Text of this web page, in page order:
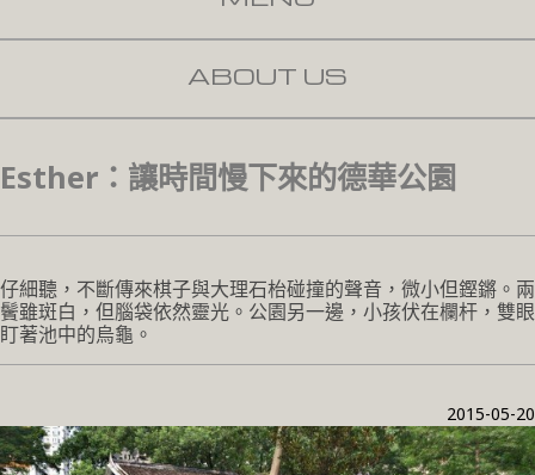
SKIP TO CONTENT
ABOUT US
Esther：讓時間慢下來的德華公園
仔細聽，不斷傳來棋子與大理石枱碰撞的聲音，微小但鏗鏘。兩
鬢雖斑白，但腦袋依然靈光。公園另一邊，小孩伏在欄杆，雙眼
盯著池中的烏龜。
2015-05-20